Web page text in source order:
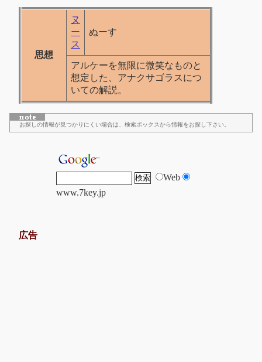
思想
ヌ
ー
ス
ぬーす
アルケーを無限に微笑なものと
想定した、アナクサゴラスにつ
いての解説。
お探しの情報が見つかりにくい場合は、検索ボックスから情報をお探し下さい。
Web
www.7key.jp
広告